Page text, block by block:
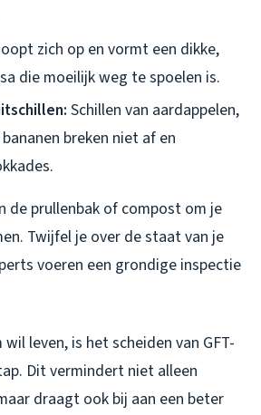
zich op en vormt een dikke,
die moeilijk weg te spoelen is.
Schillen van aardappelen,
breken niet af en
de prullenbak of compost om je
Twijfel je over de staat van je
voeren een grondige inspectie
leven, is het scheiden van GFT-
Dit vermindert niet alleen
draagt ook bij aan een beter